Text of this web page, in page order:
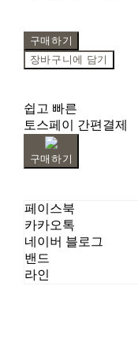
구매하기
장바구니에 담기
쉽고 빠른
토스페이 간편결제
구매하기
페이스북
카카오톡
네이버 블로그
밴드
라인